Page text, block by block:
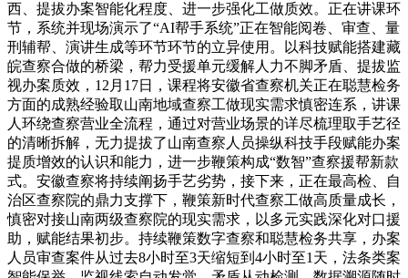
西、提拔办案智能化程度、进一步强化工做质效。正在讲课环
节，系统并现场演示了“AI帮手系统”正在智能阅卷、审查、量
刑辅帮、演讲生成等环节环节的立异使用。以科技赋能搭建藏
皖查察合做的桥梁，帮力受援单元缓解人力不脚矛盾、提拔监
视办案质效，12月17日，课程将安徽省查察机关正在聪慧检务
方面的成熟经验取山南地域查察工做现实需求慎密连系，讲课
人环绕查察营业全流程，通过对营业场景的详尽梳理取手艺径
的清晰拆解，无力提拔了山南查察人员操纵科技手段赋能办案
提质增效的认识和能力，进一步鞭策构成“数智”查察援帮新款
式。安徽查察将持续阐扬手艺劣势，接下来，正在最高检、自
治区查察院的鼎力支撑下，鞭策新时代查察工做高质量成长，
慎密对接山南两级查察院的现实需求，以多元实践深化对口援
助，赋能结果初步。持续鞭策数字查察和聪慧检务共享，办案
人员审查案件从过去8小时至3天缩短到4小时至1天，法条类案